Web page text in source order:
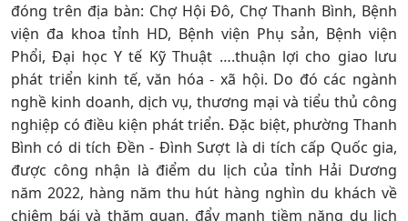
đóng trên địa bàn: Chợ Hội Đô, Chợ Thanh Bình, Bệnh
viện đa khoa tỉnh HD, Bệnh viện Phụ sản, Bệnh viện
Phổi, Đại học Y tế Kỹ Thuật ….thuận lợi cho giao lưu
phát triển kinh tế, văn hóa - xã hội. Do đó các ngành
nghề kinh doanh, dịch vụ, thương mại và tiểu thủ công
nghiệp có điều kiện phát triển. Đặc biệt, phường Thanh
Bình có di tích Đền - Đình Sượt là di tích cấp Quốc gia,
được công nhận là điểm du lịch của tỉnh Hải Dương
năm 2022, hàng năm thu hút hàng nghìn du khách về
chiêm bái và thăm quan, đẩy mạnh tiềm năng du lịch